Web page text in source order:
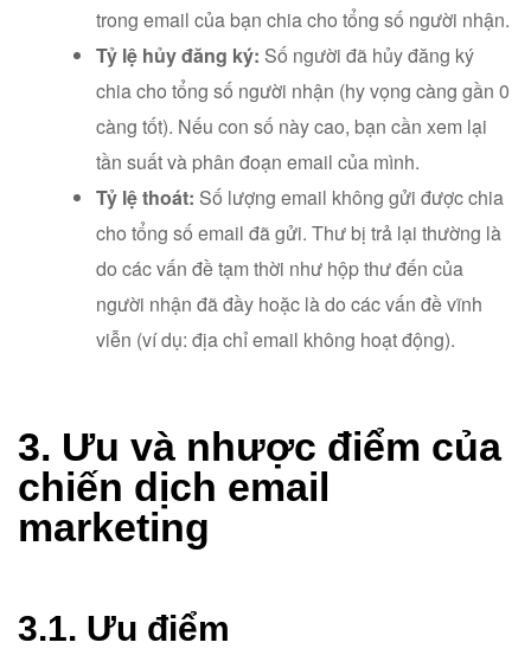
trong email của bạn chia cho tổng số người nhận.
Tỷ lệ hủy đăng ký: Số người đã hủy đăng ký
chia cho tổng số người nhận (hy vọng càng gần 0
càng tốt). Nếu con số này cao, bạn cần xem lại
tần suất và phân đoạn email của mình.
Tỷ lệ thoát: Số lượng email không gửi được chia
cho tổng số email đã gửi. Thư bị trả lại thường là
do các vấn đề tạm thời như hộp thư đến của
người nhận đã đầy hoặc là do các vấn đề vĩnh
viễn (ví dụ: địa chỉ email không hoạt động).
3. Ưu và nhược điểm của
chiến dịch email
marketing
3.1. Ưu điểm